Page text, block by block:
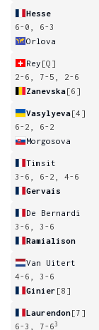
Hesse
6-0, 6-3
Orlova
Rey [Q]
2-6, 7-5, 2-6
Zanevska[6]
Vasylyeva[4]
6-2, 6-2
Morgosova
Timsit
3-6, 6-2, 4-6
Gervais
De Bernardi
3-6, 3-6
Ramialison
Van Uitert
4-6, 3-6
Ginier [8]
Laurendon[7]
6-3, 7-63